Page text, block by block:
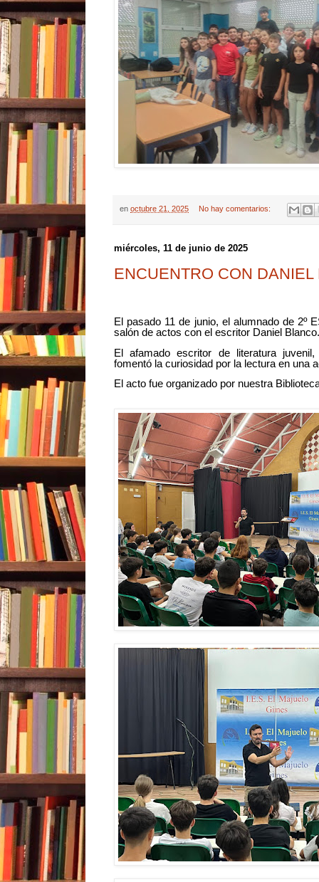
en octubre 21, 2025 No hay comentarios:
miércoles, 11 de junio de 2025
ENCUENTRO CON DANIEL
El pasado 11 de junio, el alumnado de 2º
salón de actos con el escritor Daniel
El afamado escritor de literatura
fomentó la curiosidad por la lectura en una
El acto fue organizado por nuestra